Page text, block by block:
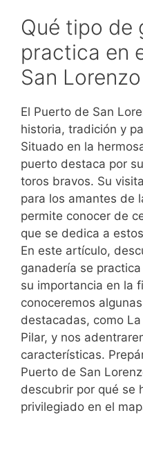
Qué tipo de
practica en
San Lorenzo
El Puerto de San
historia, tradición y
Situado en la
puerto destaca por
toros bravos. Su
para los amantes de
permite conocer de
que se dedica a
En este artículo,
ganadería se
su importancia en la
conoceremos
destacadas, como
Pilar, y nos
características.
Puerto de San
descubrir por qué se
privilegiado en el